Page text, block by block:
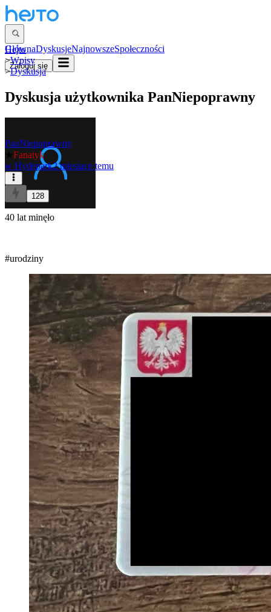
GłównaDyskusjeNajnowszeSpołeczności
Zaloguj się
Hejto
>Wpisy
>Dyskusja
Dyskusja użytkownika PanNiepoprawny
PanNiepoprawny
Fanatyk
w Hydepark2 miesiące temu
128
40 lat minęło
#urodziny